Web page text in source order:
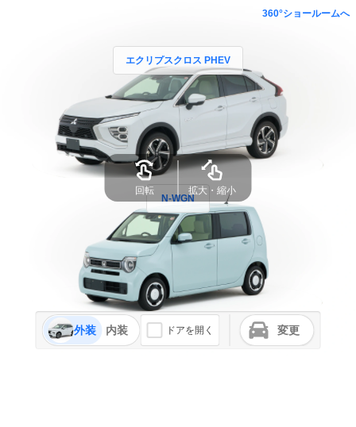
360°ショールームへ
エクリプスクロス PHEV
N-WGN
外装 内装 ドアを開く 変更
回転 拡大・縮小